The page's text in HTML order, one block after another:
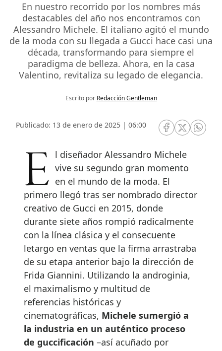
En nuestro recorrido por los nombres más
destacables del año nos encontramos con
Alessandro Michele. El italiano agitó el mundo
de la moda con su llegada a Gucci hace casi una
década, transformando para siempre el
paradigma de belleza. Ahora, en la casa
Valentino, revitaliza su legado de elegancia.
Escrito por Redacción Gentleman
Publicado: 13 de enero de 2025 | 06:00
RRSS Facebook
RRSSRRSS
El diseñador Alessandro Michele vive su segundo gran momento
en el mundo de la moda. El
primero llegó tras ser nombrado director
creativo de Gucci en 2015, donde
durante siete años rompió radicalmente
con la línea clásica y el consecuente
letargo en ventas que la firma arrastraba
de su etapa anterior bajo la dirección de
Frida Giannini. Utilizando la androginia,
el maximalismo y multitud de
referencias históricas y
cinematográficas, Michele sumergió a
la industria en un auténtico proceso
de guccificación –así acuñado por